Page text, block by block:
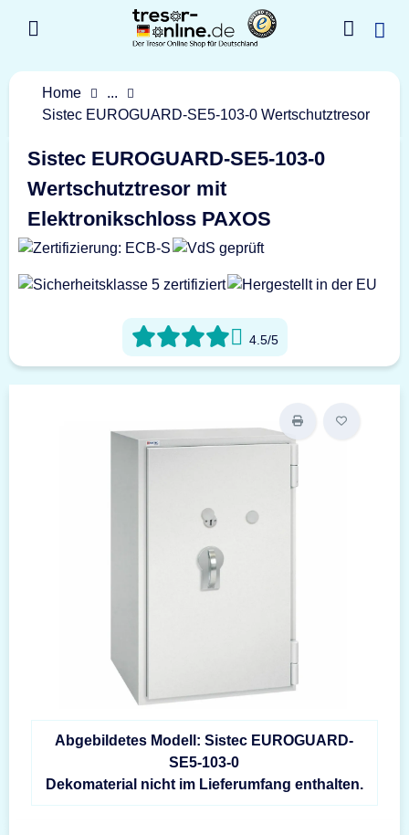
Home
...
Sistec EUROGUARD-SE5-103-0 Wertschutztresor
Sistec EUROGUARD-SE5-103-0
Wertschutztresor mit
Elektronikschloss PAXOS
4.5/5
Abgebildetes Modell: Sistec EUROGUARD-
SE5-103-0
Dekomaterial nicht im Lieferumfang enthalten.